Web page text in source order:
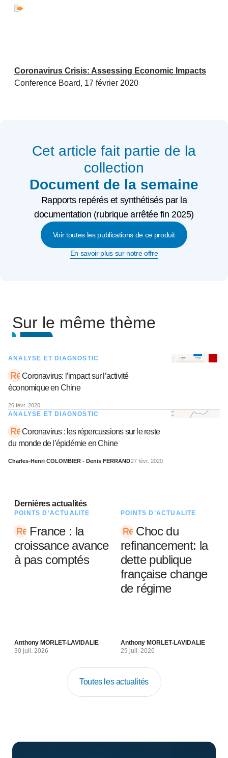
Coronavirus Crisis: Assessing Economic Impacts
Conference Board, 17 février 2020
Cet article fait partie de la
collection
Document de la semaine
Rapports repérés et synthétisés par la
documentation (rubrique arrêtée fin 2025)
Voir toutes les publications de ce produit
En savoir plus sur notre offre
Sur le même thème
ANALYSE ET DIAGNOSTIC
Coronavirus: l’impact sur l’activité
économique en Chine
26 févr. 2020
ANALYSE ET DIAGNOSTIC
Coronavirus : les répercussions sur le reste
du monde de l’épidémie en Chine
Charles-Henri COLOMBIER - Denis FERRAND27 févr. 2020
Dernières actualités
POINTS D’ACTUALITÉ
France : la
croissance avance
à pas comptés
Anthony MORLET-LAVIDALIE
30 juil. 2026
POINTS D’ACTUALITÉ
Choc du
refinancement: la
dette publique
française change
de régime
Anthony MORLET-LAVIDALIE
29 juil. 2026
Toutes les actualités